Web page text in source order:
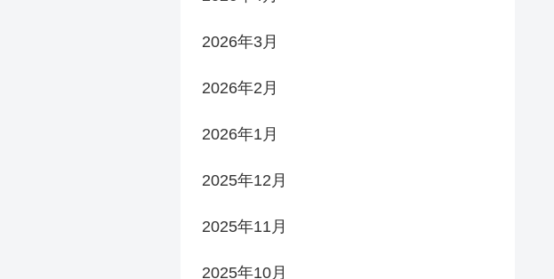
2026年3月
2026年2月
2026年1月
2025年12月
2025年11月
2025年10月